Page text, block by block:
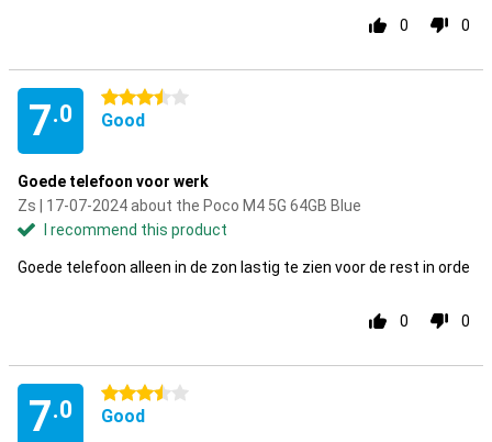
0 0
7.0
3.5 stars
Good
Goede telefoon voor werk
Zs | 17-07-2024 about the Poco M4 5G 64GB Blue
I recommend this product
Goede telefoon alleen in de zon lastig te zien voor de rest in orde
0 0
7.0
3.5 stars
Good